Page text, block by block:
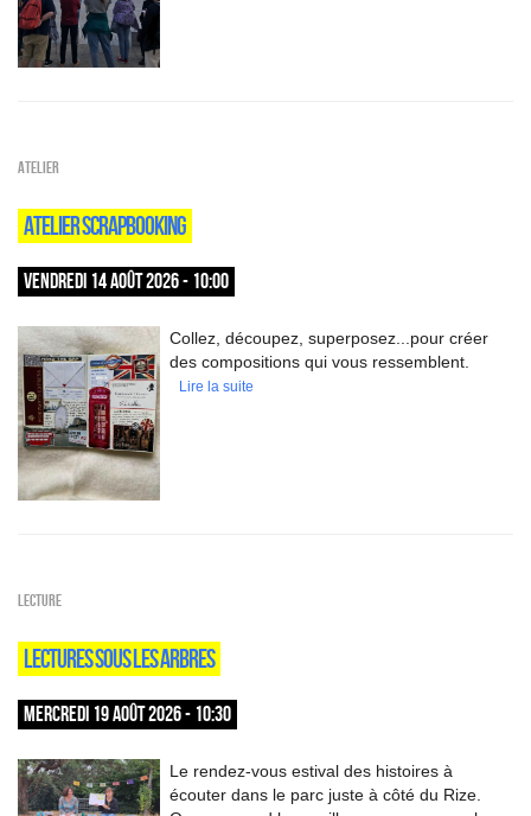
Atelier
ATELIER SCRAPBOOKING
VENDREDI 14 AOÛT 2026 - 10:00
Collez, découpez, superposez...pour créer
des compositions qui vous ressemblent.
Lire la suite
Lecture
LECTURES SOUS LES ARBRES
MERCREDI 19 AOÛT 2026 - 10:30
Le rendez-vous estival des histoires à
écouter dans le parc juste à côté du Rize.